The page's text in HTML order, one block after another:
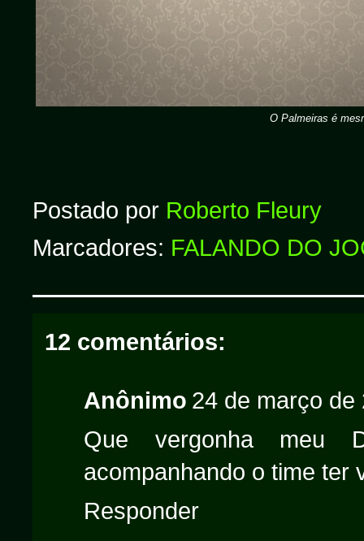
O Palmeiras é
Postado por Roberto Fleury
Marcadores: FALANDO DO
12 comentários:
Anônimo 24 de março de
Que vergonha meu
acompanhando o time ter
Responder